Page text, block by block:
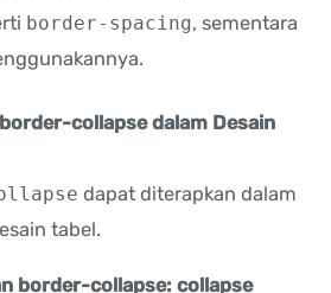
border-spacing, sementara
collapse dalam Desain
dapat diterapkan dalam
tabel.
border-collapse: collapse